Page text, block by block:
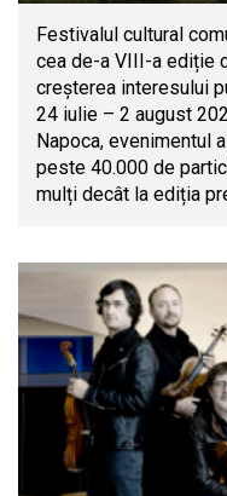
Festivalul cultural
cea de-a VIII-a ediție
creșterea interesului
24 iulie – 2 august
Napoca, evenimentul
peste 40.000 de
mulți decât la ediția